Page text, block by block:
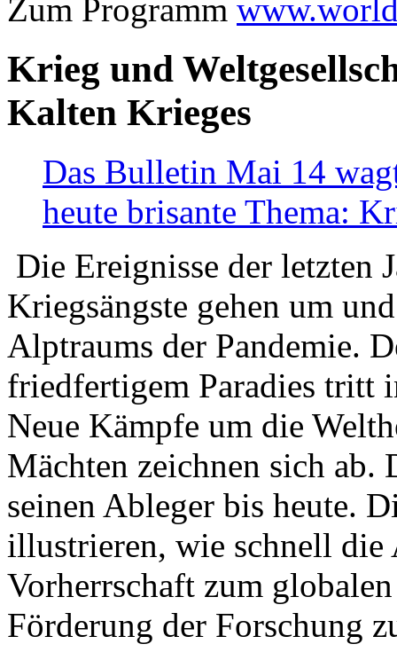
Zum Programm
Krieg und
Kalten Krieges
Das Bulletin Mai 14
heute brisante Thema:
Die Ereignisse der letzten
Kriegsängste gehen um
Alptraums der Pandemie.
friedfertigem Paradies tritt
Neue Kämpfe um die
Mächten zeichnen sich
seinen Ableger bis heute.
illustrieren, wie schnell die
Vorherrschaft zum
Förderung der Forschung